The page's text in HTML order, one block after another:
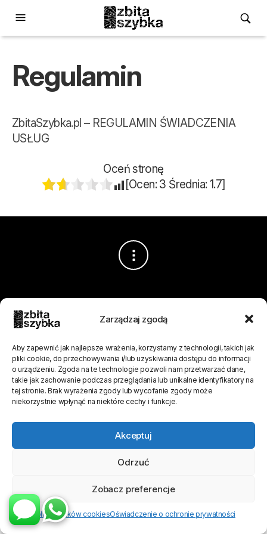
Zarządzaj zgodą
Aby zapewnić jak najlepsze wrażenia, korzystamy z technologii, takich jak
pliki cookie, do przechowywania i/lub uzyskiwania dostępu do informacji
o urządzeniu. Zgoda na te technologie pozwoli nam przetwarzać dane,
takie jak zachowanie podczas przeglądania lub unikalne identyfikatory na
tej stronie. Brak wyrażenia zgody lub wycofanie zgody może
niekorzystnie wpłynąć na niektóre cechy i funkcje.
Akceptuj
Odrzuć
Zobacz preferencje
Polityka plików cookiesOświadczenie o ochronie prywatności
Regulamin
ZbitaSzybka.pl – REGULAMIN ŚWIADCZENIA
USŁUG
Oceń stronę
[Ocen:3 Średnia:1.7]